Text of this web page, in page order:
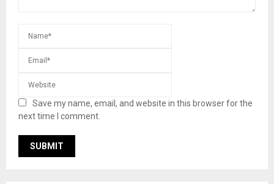
Save my name, email, and website in this browser for the
next time I comment.